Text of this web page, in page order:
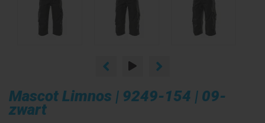
Mascot Limnos | 9249-154 | 09-
zwart